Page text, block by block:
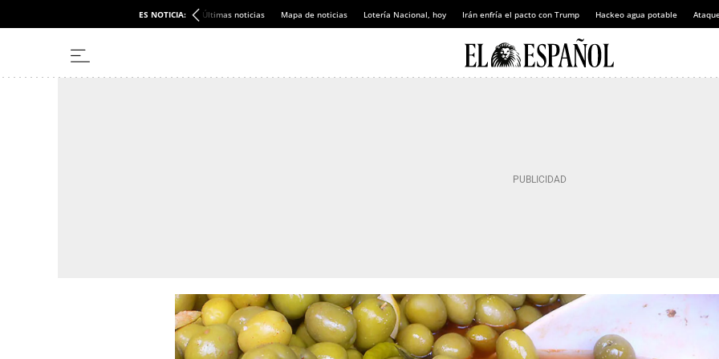
ES NOTICIA: Últimas noticias Mapa de noticias Lotería Nacional, hoy Irán enfría el pacto con Trump Hackeo agua potable